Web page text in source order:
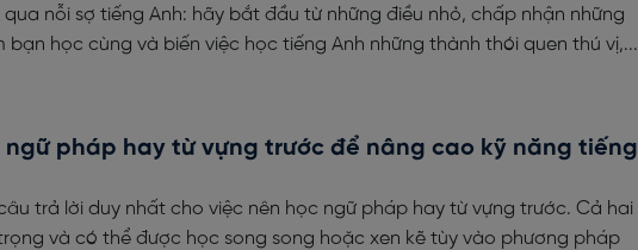
nỗi sợ tiếng Anh: hãy bắt đầu từ những điều nhỏ, chấp nhận những
bạn học cùng và biến việc học tiếng Anh những thành thói quen thú vị,...
ngữ pháp hay từ vựng trước để nâng cao kỹ năng tiếng
trả lời duy nhất cho việc nên học ngữ pháp hay từ vựng trước. Cả hai
và có thể được học song song hoặc xen kẽ tùy vào phương pháp